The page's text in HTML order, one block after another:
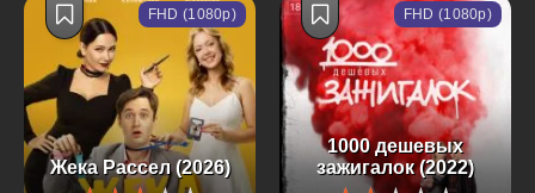
Жека Рассел (2026)
FHD (1080p)
1000 дешевых
зажигалок (2022)
FHD (1080p)